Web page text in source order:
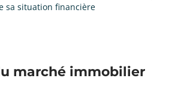
sa situation financière
marché immobilier